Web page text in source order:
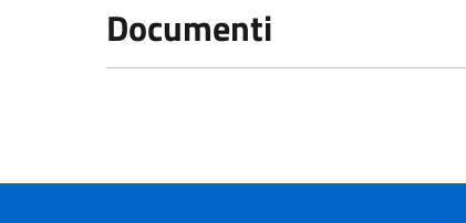
Documenti